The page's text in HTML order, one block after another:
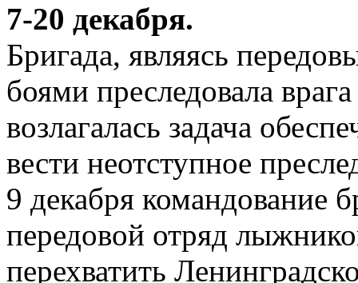
7-20 декабря.
Бригада, являясь
боями преследовала
возлагалась задача
вести неотступное
9 декабря командование
передовой отряд
перехватить